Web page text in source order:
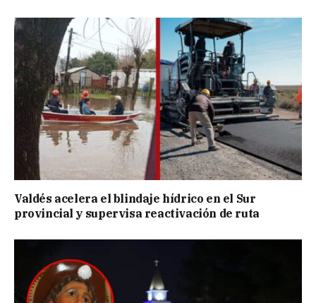
Valdés acelera el blindaje hídrico en el Sur
provincial y supervisa reactivación de ruta